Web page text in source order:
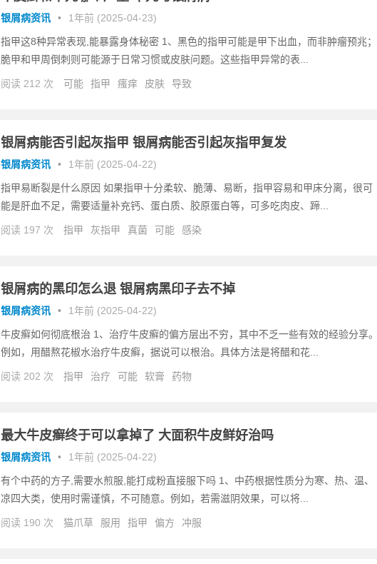
银屑病资讯 • 1年前 (2025-04-23)
指甲这8种异常表现,能暴露身体秘密 1、黑色的指甲可能是甲下出血，而非肿瘤预兆；
脆甲和甲周倒刺则可能源于日常习惯或皮肤问题。这些指甲异常的表...
阅读 212 次 可能 指甲 瘙痒 皮肤 导致
银屑病能否引起灰指甲 银屑病能否引起灰指甲复发
银屑病资讯 • 1年前 (2025-04-22)
指甲易断裂是什么原因 如果指甲十分柔软、脆薄、易断，指甲容易和甲床分离，很可
能是肝血不足，需要适量补充钙、蛋白质、胶原蛋白等，可多吃肉皮、蹄...
阅读 197 次 指甲 灰指甲 真菌 可能 感染
银屑病的黑印怎么退 银屑病黑印子去不掉
银屑病资讯 • 1年前 (2025-04-22)
牛皮癣如何彻底根治 1、治疗牛皮癣的偏方层出不穷，其中不乏一些有效的经验分享。
例如，用醋熬花椒水治疗牛皮癣，据说可以根治。具体方法是将醋和花...
阅读 202 次 指甲 治疗 可能 软膏 药物
最大牛皮癣终于可以拿掉了 大面积牛皮鲜好治吗
银屑病资讯 • 1年前 (2025-04-22)
有个中药的方子,需要水煎服,能打成粉直接服下吗 1、中药根据性质分为寒、热、温、
凉四大类，使用时需谨慎，不可随意。例如，若需滋阴效果，可以将...
阅读 190 次 猫爪草 服用 指甲 偏方 冲服